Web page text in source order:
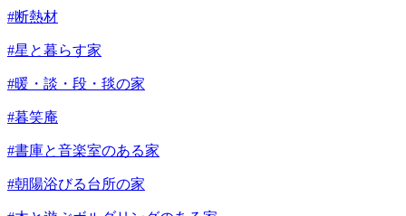
#断熱材
#星と暮らす家
#暖・談・段・毯の家
#暮笑庵
#書庫と音楽室のある家
#朝陽浴びる台所の家